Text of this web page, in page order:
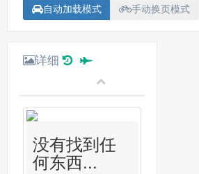
自动加载模式 手动换页模式
详细
没有找到任
何东西...